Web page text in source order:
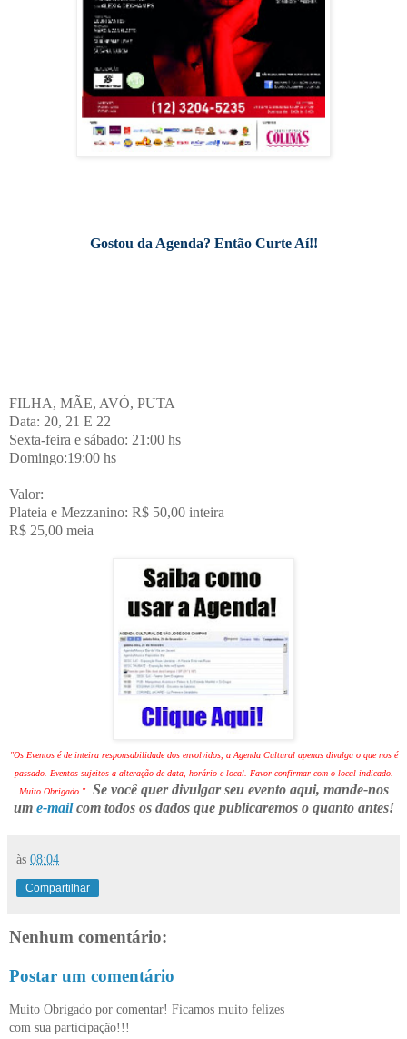
Gostou da Agenda? Então Curte Aí!!
FILHA, MÃE, AVÓ, PUTA
Data: 20, 21 E 22
Sexta-feira e sábado: 21:00 hs
Domingo:19:00 hs
Valor:
Plateia e Mezzanino: R$ 50,00 inteira
R$ 25,00 meia
"Os Eventos é de inteira responsabilidade dos envolvidos, a Agenda Cultural apenas divulga o que nos é
passado. Eventos sujeitos a alteração de data, horário e local. Favor confirmar com o local indicado.
Muito Obrigado."
Se você quer divulgar seu evento aqui, mande-nos
um e-mailcom todos os dados que publicaremos o quanto antes!
às 08:04
Compartilhar
Nenhum comentário:
Postar um comentário
Muito Obrigado por comentar! Ficamos muito felizes
com sua participação!!!